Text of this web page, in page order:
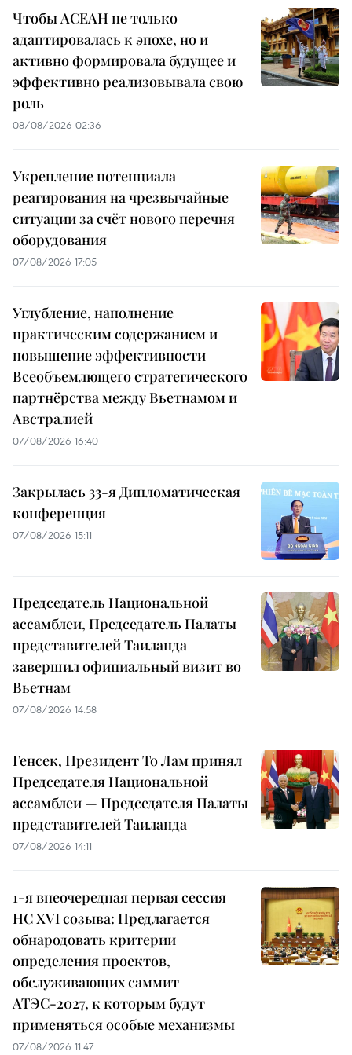
Чтобы АСЕАН не только
адаптировалась к эпохе, но и
активно формировала будущее и
эффективно реализовывала свою
роль
08/08/2026 02:36
Укрепление потенциала
реагирования на чрезвычайные
ситуации за счёт нового перечня
оборудования
07/08/2026 17:05
Углубление, наполнение
практическим содержанием и
повышение эффективности
Всеобъемлющего стратегического
партнёрства между Вьетнамом и
Австралией
07/08/2026 16:40
Закрылась 33-я Дипломатическая
конференция
07/08/2026 15:11
Председатель Национальной
ассамблеи, Председатель Палаты
представителей Таиланда
завершил официальный визит во
Вьетнам
07/08/2026 14:58
Генсек, Президент То Лам принял
Председателя Национальной
ассамблеи — Председателя Палаты
представителей Таиланда
07/08/2026 14:11
1-я внеочередная первая сессия
НС XVI созыва: Предлагается
обнародовать критерии
определения проектов,
обслуживающих саммит
АТЭС-2027, к которым будут
применяться особые механизмы
07/08/2026 11:47